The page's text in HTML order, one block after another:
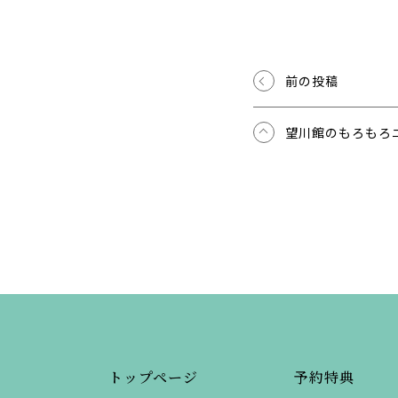
前の投稿
望川館のもろもろ
トップページ
予約特典